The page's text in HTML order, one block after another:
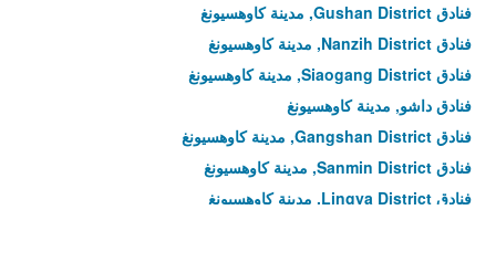
فنادق Gushan District, مدينة كاوهسيونغ
فنادق Nanzih District, مدينة كاوهسيونغ
فنادق Siaogang District, مدينة كاوهسيونغ
فنادق داشو, مدينة كاوهسيونغ
فنادق Gangshan District, مدينة كاوهسيونغ
فنادق Sanmin District, مدينة كاوهسيونغ
فنادق Lingya District, مدينة كاوهسيونغ